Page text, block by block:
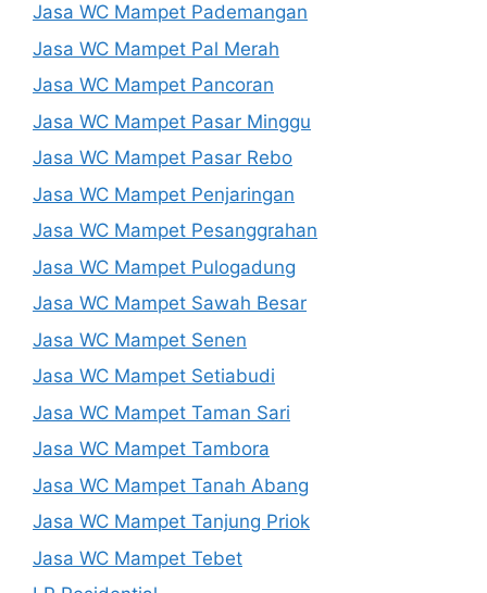
Jasa WC Mampet Pademangan
Jasa WC Mampet Pal Merah
Jasa WC Mampet Pancoran
Jasa WC Mampet Pasar Minggu
Jasa WC Mampet Pasar Rebo
Jasa WC Mampet Penjaringan
Jasa WC Mampet Pesanggrahan
Jasa WC Mampet Pulogadung
Jasa WC Mampet Sawah Besar
Jasa WC Mampet Senen
Jasa WC Mampet Setiabudi
Jasa WC Mampet Taman Sari
Jasa WC Mampet Tambora
Jasa WC Mampet Tanah Abang
Jasa WC Mampet Tanjung Priok
Jasa WC Mampet Tebet